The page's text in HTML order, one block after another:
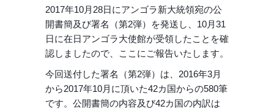
2017年10月28日にアンゴラ新大統領宛の公
開書簡及び署名（第2弾）を発送し、10月31
日に在日アンゴラ大使館が受領したことを確
認しましたので、ここにご報告いたします。
今回送付した署名（第2弾）は、2016年3月
から2017年10月に頂いた42カ国からの580筆
です。公開書簡の内容及び42カ国の内訳は